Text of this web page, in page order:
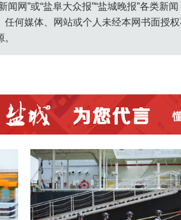
闻网”或“盐阜大众报”“盐城晚报”各类
何媒体、网站或个人未经本网书面授